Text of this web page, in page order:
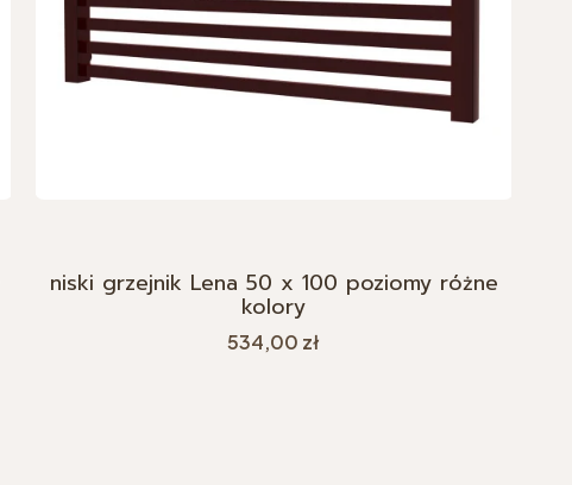
niski grzejnik Lena 50 x 100 poziomy różne
kolory
Cena
534,00 zł